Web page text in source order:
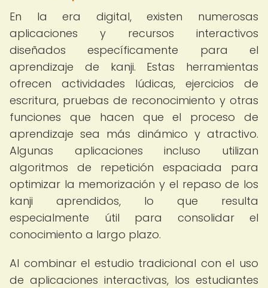
En la era digital, existen numerosas
aplicaciones y recursos interactivos
diseñados específicamente para el
aprendizaje de kanji. Estas herramientas
ofrecen actividades lúdicas, ejercicios de
escritura, pruebas de reconocimiento y otras
funciones que hacen que el proceso de
aprendizaje sea más dinámico y atractivo.
Algunas aplicaciones incluso utilizan
algoritmos de repetición espaciada para
optimizar la memorización y el repaso de los
kanji aprendidos, lo que resulta
especialmente útil para consolidar el
conocimiento a largo plazo.
Al combinar el estudio tradicional con el uso
de aplicaciones interactivas, los estudiantes